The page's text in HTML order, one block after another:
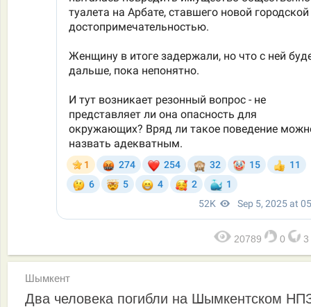
20789 0 3
Шымкент
Два человека погибли на Шымкентском